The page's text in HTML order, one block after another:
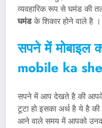
व्यवहारिक रूप से घमंड की
घमंडके शिकार होने वाले है ।
सपने में मोबाइल
mobile ka
सपने में आप देखते है की आपके
टूटा हो इसका अर्थ है ये है
आने वाले समय में आपको